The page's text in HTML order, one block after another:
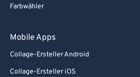
Farbwähler
Mobile Apps
Collage-Ersteller Android
Collage-Ersteller iOS